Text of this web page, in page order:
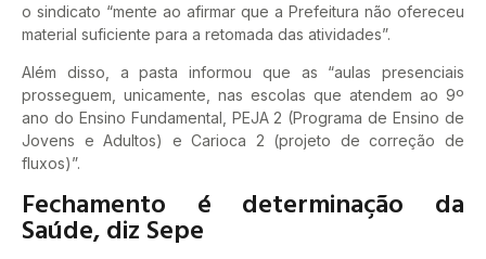
o sindicato “mente ao afirmar que a Prefeitura não ofereceu
material suficiente para a retomada das atividades”.
Além disso, a pasta informou que as “aulas presenciais
prosseguem, unicamente, nas escolas que atendem ao 9º
ano do Ensino Fundamental, PEJA 2 (Programa de Ensino de
Jovens e Adultos) e Carioca 2 (projeto de correção de
fluxos)”.
Fechamento é determinação da
Saúde, diz Sepe